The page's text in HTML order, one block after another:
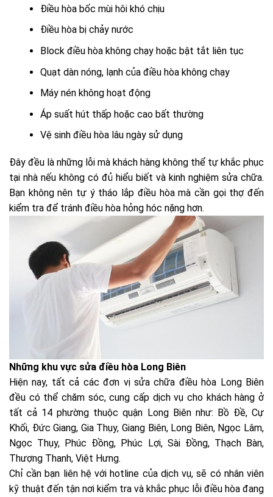
Điều hòa bốc mùi hôi khó chịu
Điều hòa bị chảy nước
Block điều hòa không chạy hoặc bật tắt liên tục
Quạt dàn nóng, lạnh của điều hòa không chạy
Máy nén không hoạt động
Áp suất hút thấp hoặc cao bất thường
Vệ sinh điều hòa lâu ngày sử dụng
Đây đều là những lỗi mà khách hàng không thể tự khắc phục
tại nhà nếu không có đủ hiểu biết và kinh nghiệm sửa chữa.
Bạn không nên tự ý tháo lắp điều hòa mà cần gọi thợ đến
kiểm tra để tránh điều hòa hỏng hóc nặng hơn.
Những khu vực sửa điều hòa Long Biên
Hiện nay, tất cả các đơn vị sửa chữa điều hòa Long Biên
đều có thể chăm sóc, cung cấp dịch vụ cho khách hàng ở
tất cả 14 phường thuộc quận Long Biên như: Bồ Đề, Cự
Khối, Đức Giang, Gia Thụy, Giang Biên, Long Biên, Ngọc Lâm,
Ngọc Thụy, Phúc Đồng, Phúc Lợi, Sài Đồng, Thạch Bàn,
Thượng Thanh, Việt Hưng.
Chỉ cần bạn liên hệ với hotline của dịch vụ, sẽ có nhân viên
kỹ thuật đến tận nơi kiểm tra và khắc phục lỗi điều hòa đang